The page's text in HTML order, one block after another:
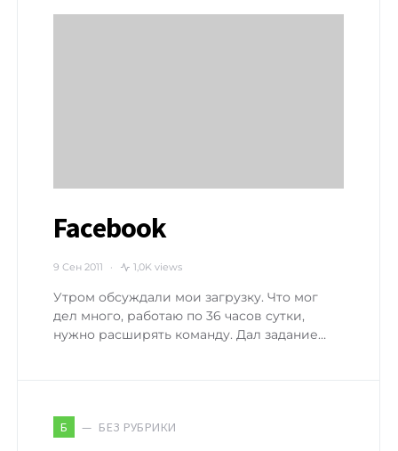
Facebook
9 Сен 2011 1,0K views
Утром обсуждали мои загрузку. Что мог
дел много, работаю по 36 часов сутки,
нужно расширять команду. Дал задание…
Б БЕЗ РУБРИКИ